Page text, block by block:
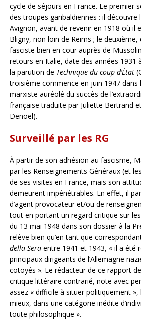
cycle de séjours en France. Le premier
des troupes garibaldiennes : il découvre
Avignon, avant de revenir en 1918 où il
Bligny, non loin de Reims ; le
fasciste bien en cour auprès de
retours en Italie, date des années 1931
la parution de Technique du coup d’État
troisième commence en juin 1947 dans
marxiste auréolé du succès de
française traduite par Juliette Bertrand
Denoël).
Surveillé par les RG
À partir de son adhésion au fascisme,
par les Renseignements Généraux (et
de ses visites en France, mais son
demeurent impénétrables. En effet, il
d’agent provocateur et/ou de
tout en portant un regard critique sur
du 13 mai 1948 dans son dossier à la
relève bien qu’en tant que
della Sera entre 1941 et 1943, « il a été
principaux dirigeants de l’Allemagne
cotoyés ». Le rédacteur de ce rapport
critique littéraire contrarié, note avec
assez « difficile à situer politiquement
mieux, dans une catégorie inédite
toute philosophique ».